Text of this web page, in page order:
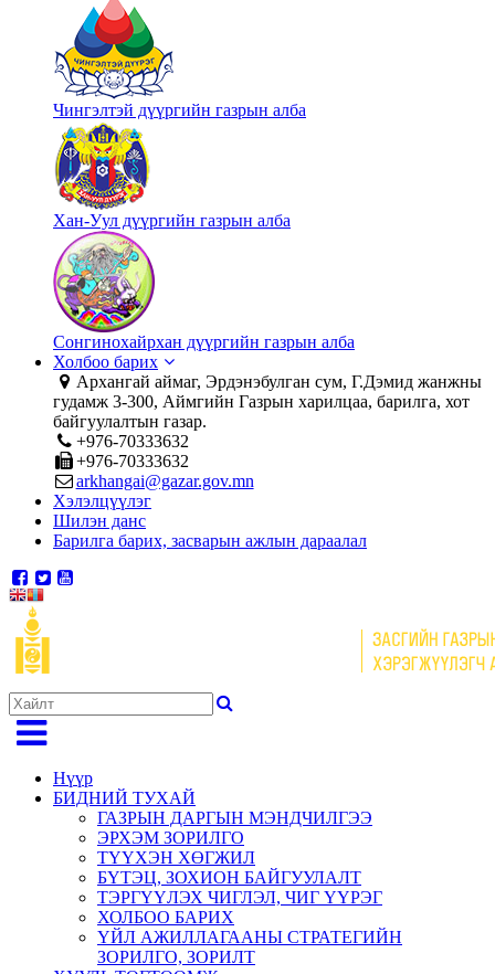
Чингэлтэй дүүргийн газрын алба
Хан-Уул дүүргийн газрын алба
Сонгинохайрхан дүүргийн газрын алба
Холбоо барих
Архангай аймаг, Эрдэнэбулган сум, Г.Дэмид жанжны
гудамж 3-300, Аймгийн Газрын харилцаа, барилга, хот
байгуулалтын газар.
+976-70333632
+976-70333632
arkhangai@gazar.gov.mn
Хэлэлцүүлэг
Шилэн данс
Барилга барих, засварын ажлын дараалал
Нүүр
БИДНИЙ ТУХАЙ
ГАЗРЫН ДАРГЫН МЭНДЧИЛГЭЭ
ЭРХЭМ ЗОРИЛГО
ТҮҮХЭН ХӨГЖИЛ
БҮТЭЦ, ЗОХИОН БАЙГУУЛАЛТ
ТЭРГҮҮЛЭХ ЧИГЛЭЛ, ЧИГ ҮҮРЭГ
ХОЛБОО БАРИХ
ҮЙЛ АЖИЛЛАГААНЫ СТРАТЕГИЙН
ЗОРИЛГО, ЗОРИЛТ